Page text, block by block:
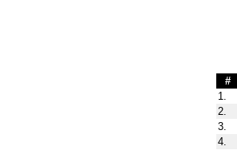
#
1.
2.
3.
4.